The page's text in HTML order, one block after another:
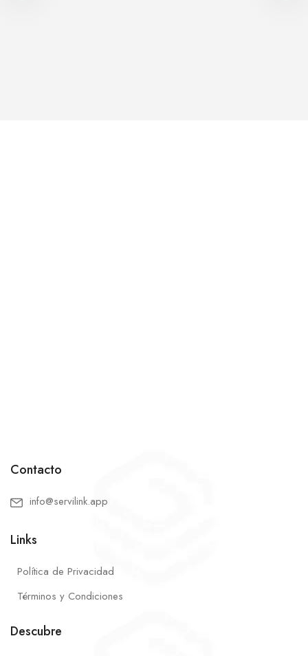
Contacto
info@servilink.app
Links
Política de Privacidad
Términos y Condiciones
Descubre